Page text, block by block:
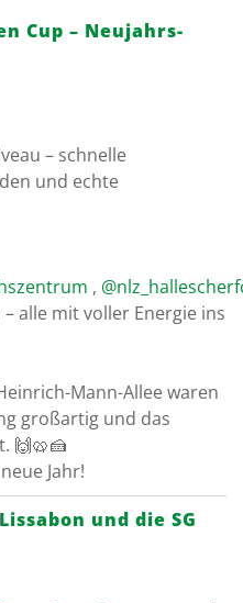
Cup – Neujahrs-
– schnelle
und echte
,
alle mit voller Energie ins
Mann-Allee waren
großartig und das
🙌🥨🍰
Jahr!
und die SG